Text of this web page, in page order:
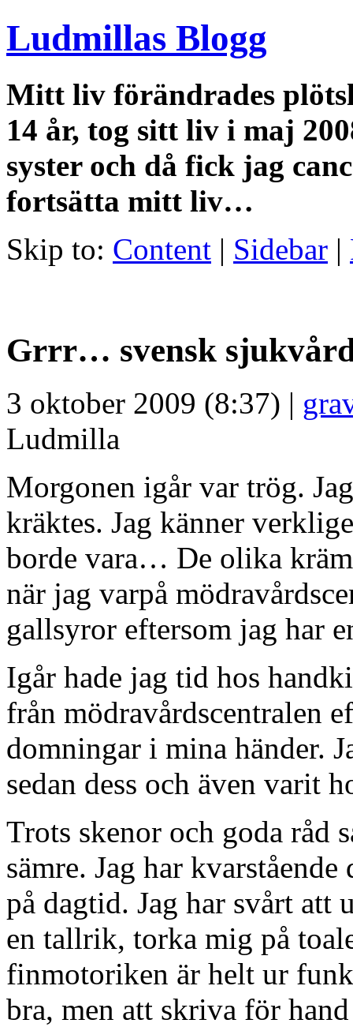
Ludmillas Blogg
Mitt liv förändrades
14 år, tog sitt liv i maj
syster och då fick jag
fortsätta mitt liv…
Skip to: Content | Sidebar |
Grrr… svensk
3 oktober 2009 (8:37) |
Ludmilla
Morgonen igår var trög.
kräktes. Jag känner
borde vara… De olika
när jag varpå
gallsyror eftersom jag har
Igår hade jag tid hos
från mödravårdscentralen
domningar i mina händer.
sedan dess och även varit
Trots skenor och goda råd
sämre. Jag har
på dagtid. Jag har svårt att
en tallrik, torka mig på
finmotoriken är helt ur
bra, men att skriva för